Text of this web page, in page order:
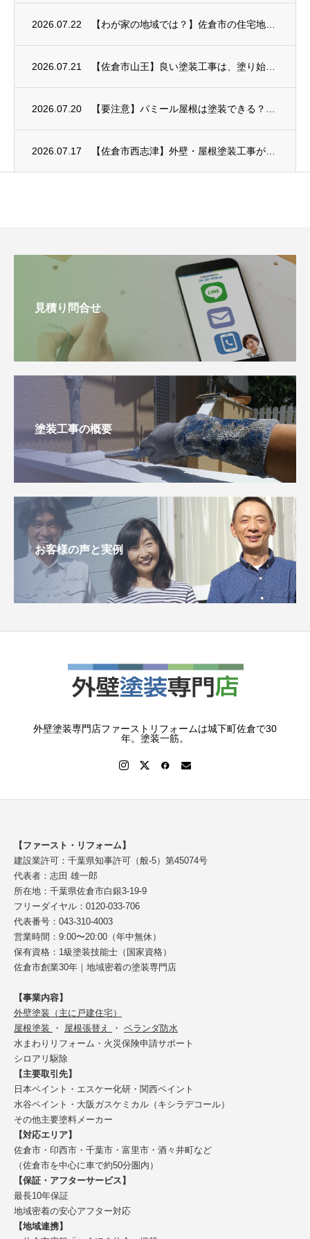
2026.07.22
2026.07.21
2026.07.20
2026.07.17
見積り問合せ
塗装工事の概要
お客様の声と実例
外壁塗装専門店ファーストリフォームは城下町佐倉で30
年。塗装一筋。
【ファースト・リフォーム】
建設業許可：千葉県知事許可（般-5）第45074号
代表者：志田 雄一郎
所在地：千葉県佐倉市白銀3-19-9
フリーダイヤル：0120-033-706
代表番号：043-310-4003
営業時間：9:00〜20:00（年中無休）
保有資格：1級塗装技能士（国家資格）
佐倉市創業30年｜地域密着の塗装専門店
【事業内容】
外壁塗装（主に戸建住宅）
屋根塗装
・ 屋根張替え ・ ベランダ防水
水まわりリフォーム・火災保険申請サポート
シロアリ駆除
【主要取引先】
日本ペイント・エスケー化研・関西ペイント
水谷ペイント・大阪ガスケミカル（キシラデコール）
その他主要塗料メーカー
【対応エリア】
佐倉市・印西市・千葉市・富里市・酒々井町など
（佐倉市を中心に車で約50分圏内）
【保証・アフターサービス】
最長10年保証
地域密着の安心アフター対応
【地域連携】